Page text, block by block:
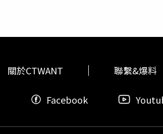
施暴，一開始先是打他耳光，接著開始對她
憶，在她接受對方的施暴大約10分鐘後，在
令。她雖然沒有辦法直接與接線員通話，但
「她（指Siri）救了我的命！」2025年8月
她養的狗狗搬離原址，並且成為一名康復師
關於CTWANT 聯繫&爆料
Facebook